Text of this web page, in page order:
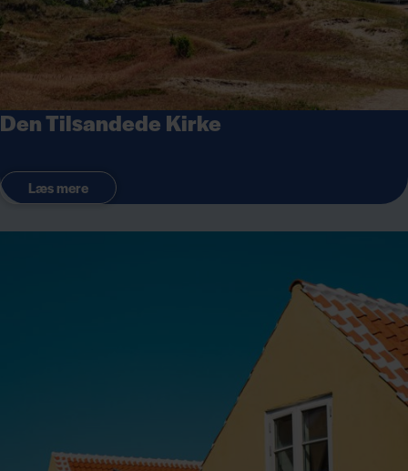
Den Tilsandede Kirke
Læs mere